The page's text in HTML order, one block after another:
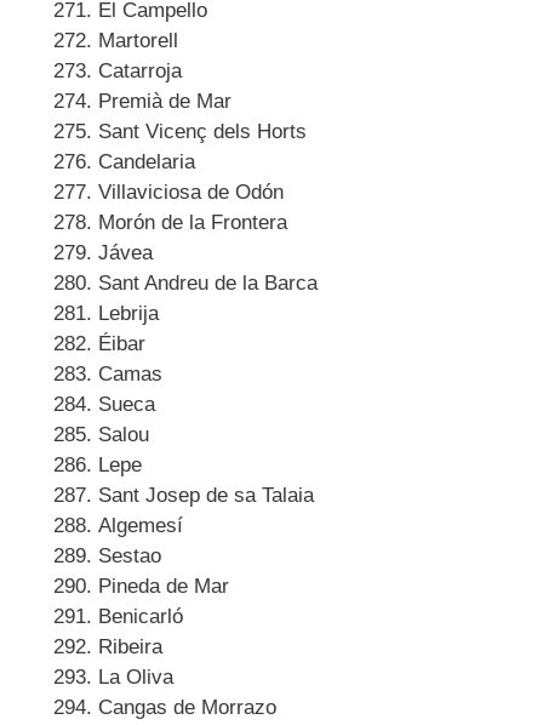
El Campello
Martorell
Catarroja
Premià de Mar
Sant Vicenç dels Horts
Candelaria
Villaviciosa de Odón
Morón de la Frontera
Jávea
Sant Andreu de la Barca
Lebrija
Éibar
Camas
Sueca
Salou
Lepe
Sant Josep de sa Talaia
Algemesí
Sestao
Pineda de Mar
Benicarló
Ribeira
La Oliva
Cangas de Morrazo